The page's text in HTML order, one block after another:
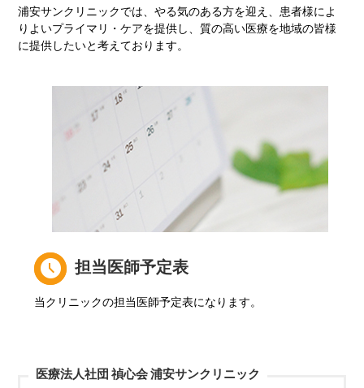
浦安サンクリニックでは、やる気のある方を迎え、患者様によ
りよいプライマリ・ケアを提供し、質の高い医療を地域の皆様
に提供したいと考えております。
担当医師予定表
当クリニックの担当医師予定表になります。
医療法人社団 禎心会 浦安サンクリニック